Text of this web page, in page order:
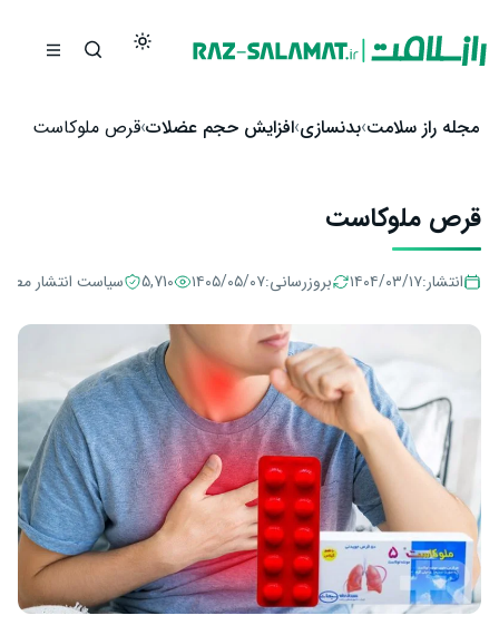
مجله راز سلامت بدنسازی افزایش حجم عضلات قرص ملوکاست
قرص ملوکاست
انتشار:۱۴۰۴/۰۳/۱۷ بروزرسانی:۱۴۰۵/۰۵/۰۷ 5,710 سیاست انتشار